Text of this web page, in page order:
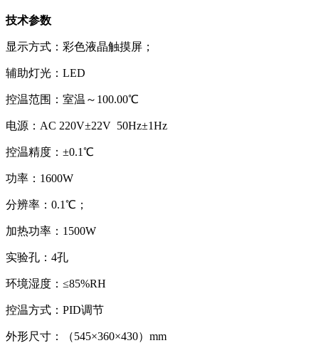
技术参数
显示方式：彩色液晶触摸屏；
辅助灯光：LED
控温范围：室温～100.00℃
电源：AC 220V±22V 50Hz±1Hz
控温精度：±0.1℃
功率：1600W
分辨率：0.1℃；
加热功率：1500W
实验孔：4孔
环境湿度：≤85%RH
控温方式：PID调节
外形尺寸：（545×360×430）mm